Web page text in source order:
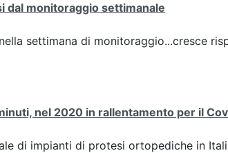
dal monitoraggio settimanale
settimana di monitoraggio...cresce
nel 2020 in rallentamento per il
di impianti di protesi ortopediche in